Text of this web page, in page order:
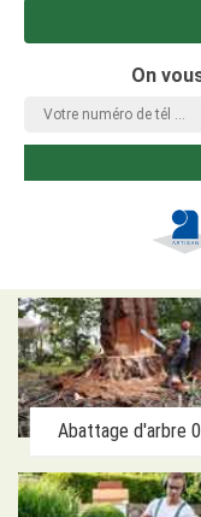
On
Abattage d'arbre